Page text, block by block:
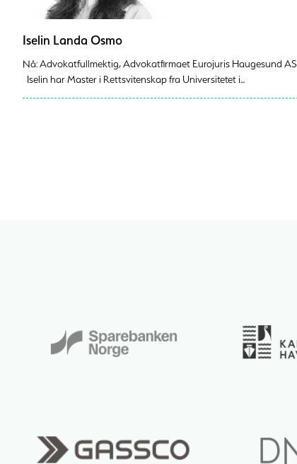
Iselin Landa Osmo
Nå: Advokatfullmektig, Advokatfirmaet Eurojuris Haugesund AS
Iselin har Master i Rettsvitenskap fra Universitetet i...